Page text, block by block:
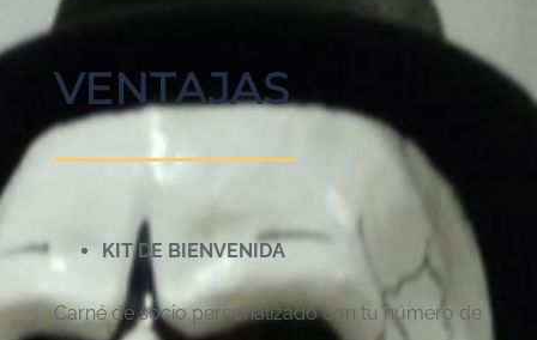
VENTAJAS
KIT DE BIENVENIDA
Carné de socio personalizado con tu número de